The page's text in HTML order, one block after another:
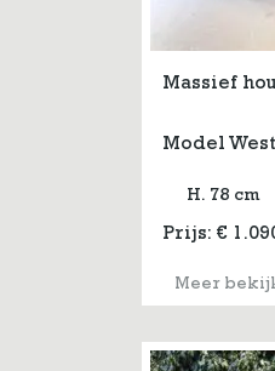
Massief
Model
H. 78 cm
Prijs: €
Meer